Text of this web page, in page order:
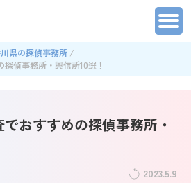
県の探偵事務所
偵事務所・興信所10選！
おすすめの探偵事務所・
2023.5.9